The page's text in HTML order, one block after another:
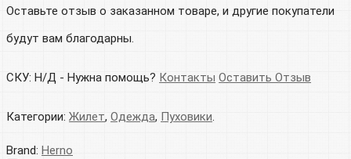
Оставьте отзыв о заказанном товаре, и другие покупатели
будут вам благодарны.
СКУ: Н/Д - Нужна помощь? Контакты Оставить Отзыв
Категории: Жилет, Одежда, Пуховики.
Brand: Herno